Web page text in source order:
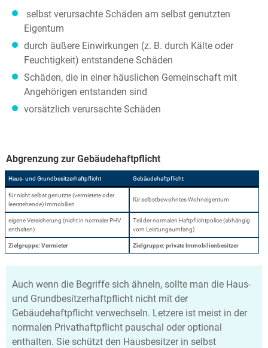
selbst verursachte Schäden am selbst genutzten
Eigentum
durch äußere Einwirkungen (z. B. durch Kälte oder
Feuchtigkeit) entstandene Schäden
Schäden, die in einer häuslichen Gemeinschaft mit
Angehörigen entstanden sind
vorsätzlich verursachte Schäden
Abgrenzung zur Gebäudehaftpflicht
Haus- und Grundbesitzerhaftpflicht Gebäudehaftpflicht
für nicht selbst genutzte (vermietete oder
leerstehende) Immobilien
für selbstbewohntes Wohneigentum
eigene Versicherung (nicht in normaler PHV
enthalten)
Teil der normalen Haftpflichtpolice (abhängig
vom Leistungsumfang)
Zielgruppe: Vermieter Zielgruppe: private Immobilienbesitzer
Auch wenn die Begriffe sich ähneln, sollte man die Haus-
und Grundbesitzerhaftpflicht nicht mit der
Gebäudehaftpflicht verwechseln. Letzere ist meist in der
normalen Privathaftpflicht pauschal oder optional
enthalten. Sie schützt den Hausbesitzer in selbst